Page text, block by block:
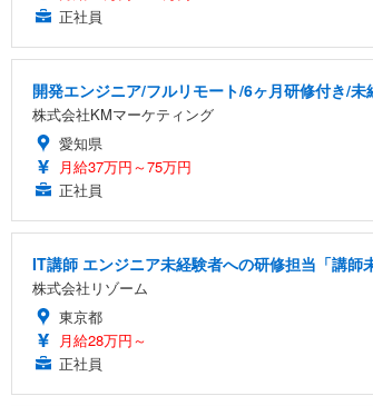
正社員
開発エンジニア/フルリモート/6ヶ月研修付き/未
株式会社KMマーケティング
愛知県
月給37万円～75万円
正社員
IT講師 エンジニア未経験者への研修担当「講師
株式会社リゾーム
東京都
月給28万円～
正社員